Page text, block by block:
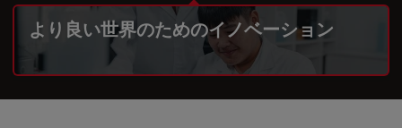
より良い世界のためのイノベーション